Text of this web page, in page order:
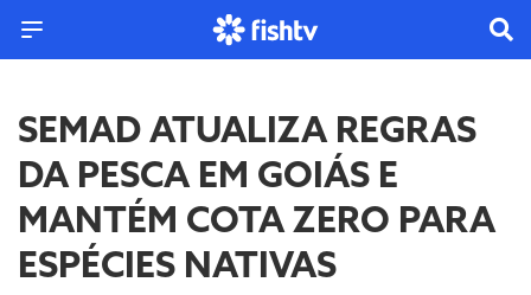
SEMAD ATUALIZA REGRAS
DA PESCA EM GOIÁS E
MANTÉM COTA ZERO PARA
ESPÉCIES NATIVAS